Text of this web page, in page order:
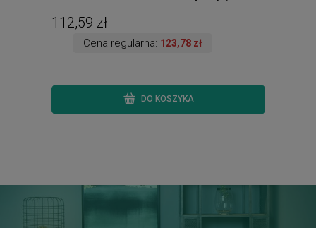
112,59 zł
Cena regularna:123,78 zł
DO KOSZYKA